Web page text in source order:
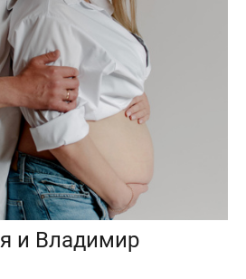
и Владимир